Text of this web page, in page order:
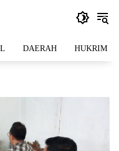
DAERAH HUKRIM